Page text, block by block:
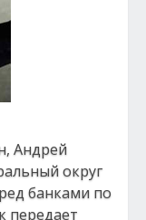
Андрей
округ
банками по
передает